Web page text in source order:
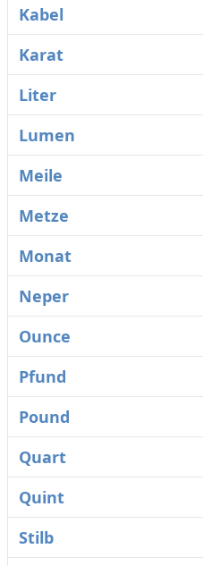
Kabel
Karat
Liter
Lumen
Meile
Metze
Monat
Neper
Ounce
Pfund
Pound
Quart
Quint
Stilb